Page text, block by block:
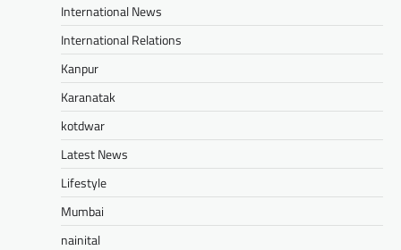
International News
International Relations
Kanpur
Karanatak
kotdwar
Latest News
Lifestyle
Mumbai
nainital